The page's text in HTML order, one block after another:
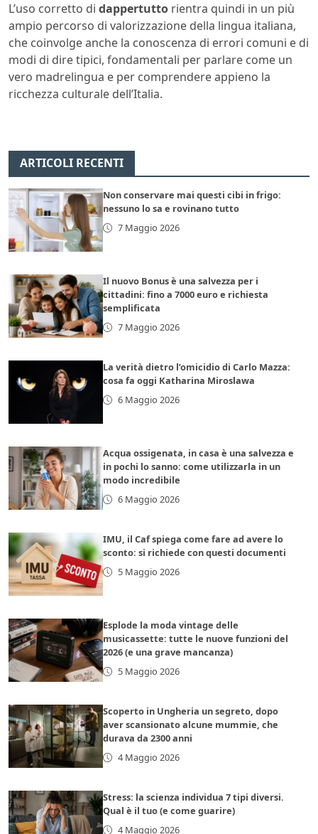
L’uso corretto di dappertutto rientra quindi in un più
ampio percorso di valorizzazione della lingua italiana,
che coinvolge anche la conoscenza di errori comuni e di
modi di dire tipici, fondamentali per parlare come un
vero madrelingua e per comprendere appieno la
ricchezza culturale dell’Italia.
ARTICOLI RECENTI
Non conservare mai questi cibi in frigo:
nessuno lo sa e rovinano tutto
7 Maggio 2026
Il nuovo Bonus è una salvezza per i
cittadini: fino a 7000 euro e richiesta
semplificata
7 Maggio 2026
La verità dietro l’omicidio di Carlo Mazza:
cosa fa oggi Katharina Miroslawa
6 Maggio 2026
Acqua ossigenata, in casa è una salvezza e
in pochi lo sanno: come utilizzarla in un
modo incredibile
6 Maggio 2026
IMU, il Caf spiega come fare ad avere lo
sconto: si richiede con questi documenti
5 Maggio 2026
Esplode la moda vintage delle
musicassette: tutte le nuove funzioni del
2026 (e una grave mancanza)
5 Maggio 2026
Scoperto in Ungheria un segreto, dopo
aver scansionato alcune mummie, che
durava da 2300 anni
4 Maggio 2026
Stress: la scienza individua 7 tipi diversi.
Qual è il tuo (e come guarire)
4 Maggio 2026